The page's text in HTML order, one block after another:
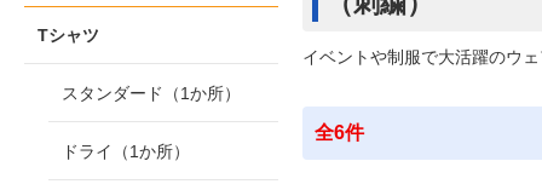
イベントや制服で大活躍のウ
全6件
Tシャツ
スタンダード（1か所）
ドライ（1か所）